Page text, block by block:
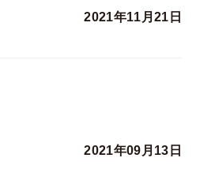
2021年11月21日
2021年09月13日